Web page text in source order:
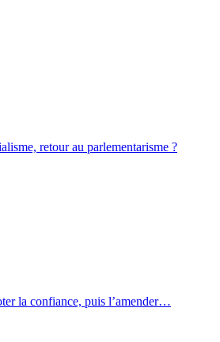
retour au parlementarisme ?
la confiance, puis l’amender…